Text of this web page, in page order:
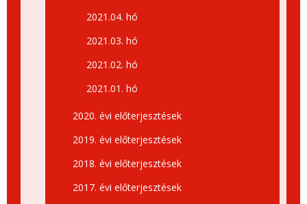
2021.04. hó
2021.03. hó
2021.02. hó
2021.01. hó
2020. évi előterjesztések
2019. évi előterjesztések
2018. évi előterjesztések
2017. évi előterjesztések